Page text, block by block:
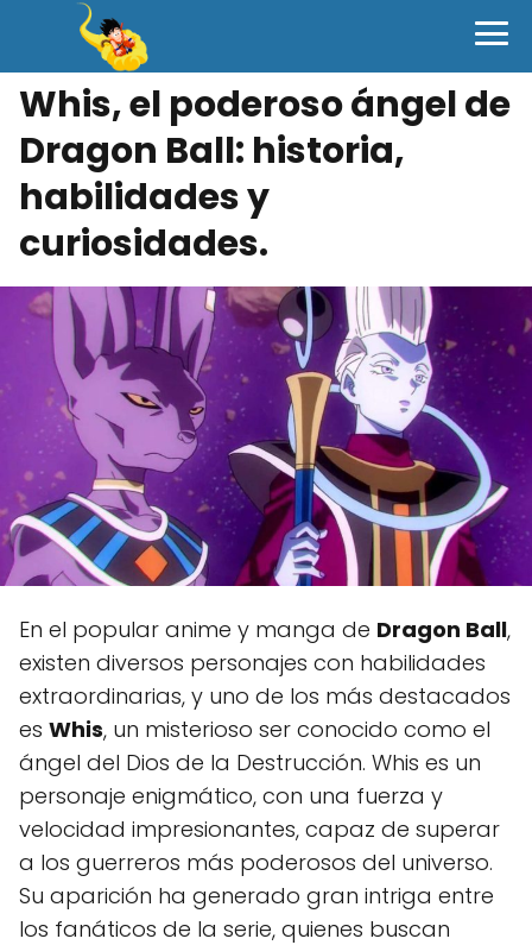
Whis, el poderoso ángel de
Dragon Ball: historia,
habilidades y
curiosidades.
En el popular anime y manga de Dragon Ball,
existen diversos personajes con habilidades
extraordinarias, y uno de los más destacados
es Whis, un misterioso ser conocido como el
ángel del Dios de la Destrucción. Whis es un
personaje enigmático, con una fuerza y
velocidad impresionantes, capaz de superar
a los guerreros más poderosos del universo.
Su aparición ha generado gran intriga entre
los fanáticos de la serie, quienes buscan